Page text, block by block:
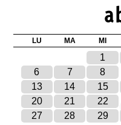
LU MA MI
1
6
7 8
13
14 15
20
21 22
27
28 29